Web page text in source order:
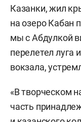
Казанки, жил
на озеро Кабан
мы с Абдулкой
перелетел луга
вокзала,
«В творческом
часть